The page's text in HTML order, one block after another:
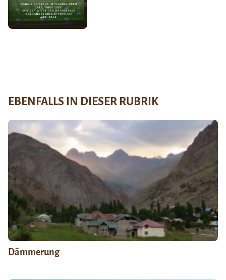
EBENFALLS IN DIESER RUBRIK
Dämmerung